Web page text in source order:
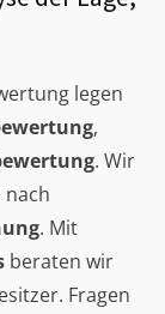
legen
,
. Wir
. Mit
beraten wir
Fragen